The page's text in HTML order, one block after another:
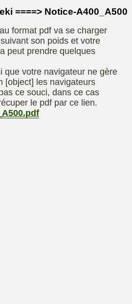
Motobineuse ou
Technique de
compostage
à
====> Notice-A400_A500
format pdf va se charger
son poids et votre
peut prendre quelques
que votre navigateur ne gère
[object] les navigateurs
ce souci, dans ce cas
le pdf par ce lien.